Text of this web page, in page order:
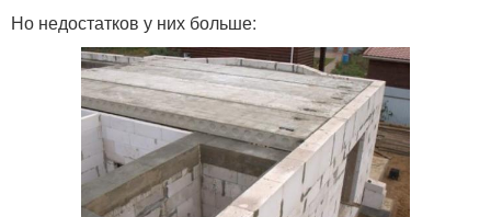
Перекрытия по
металлическим балкам
Перекрытия по потолку
Межэтажное утепление
Перекрытие по
деревянным балкам
Но недостатков у них больше: